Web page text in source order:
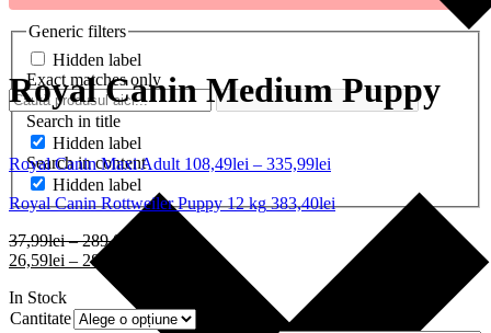
Generic filters
Hidden label
Exact matches only
Hidden label
Search in title
Hidden label
Search in content
Hidden label
Royal Canin Medium Puppy
Royal Canin Maxi Adult 108,49lei – 335,99lei
Royal Canin Rottweiler Puppy 12 kg 383,40lei
37,99lei–289,00
26,59lei – 289,00
In Stock
Cantitate